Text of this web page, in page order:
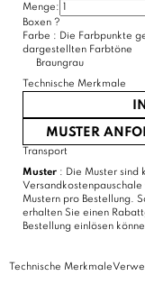
Menge:
Boxen ?
Farbe : Die Farbpunkte
dargestellten Farbtöne
Braungrau
Technische Merkmale
MUSTER
Transport
Muster : Die Muster sind
Mustern pro Bestellung.
erhalten Sie einen
Bestellung einlösen
Technische Merkmale